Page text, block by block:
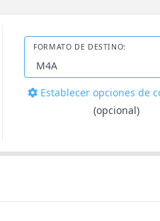
FORMATO DE DESTINO:
Establecer opciones de
(opcional)